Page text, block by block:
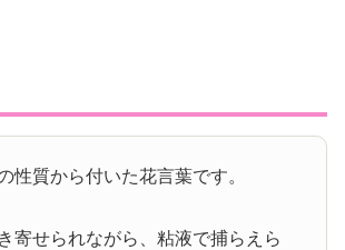
性質から付いた花言葉です。
寄せられながら、粘液で捕らえら